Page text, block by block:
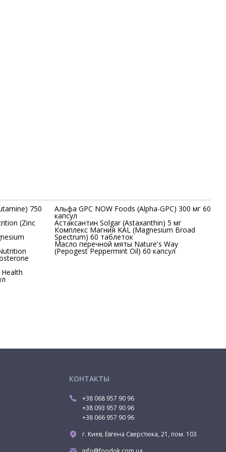
750
(Zinc
Альфа GPC NOW Foods (Alpha-GPC) 300 мг 60
капсул
Астаксантин Solgar (Astaxanthin) 5 мг
Комплекс Магния KAL (Magnesium Broad
Spectrum) 60 таблеток
Масло перечной мяты Nature's Way
(Pepogest Peppermint Oil) 60 капсул
КОНТАКТЫ
+38 068 957 90 96
+38 093 957 90 96
+38 066 957 90 96
г. Киев, Евгена Сверстюка, 21, пом. 103